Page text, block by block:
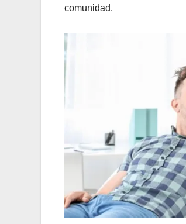
comunidad.